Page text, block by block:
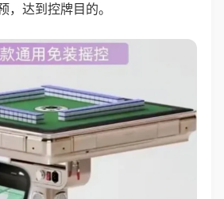
，达到控牌目的。